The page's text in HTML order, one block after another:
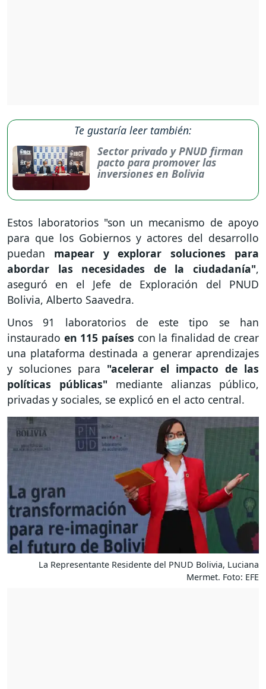
Te gustaría leer también:
Sector privado y PNUD firman
pacto para promover las
inversiones en Bolivia
Estos laboratorios "son un mecanismo de apoyo
para que los Gobiernos y actores del desarrollo
puedan mapear y explorar soluciones para
abordar las necesidades de la ciudadanía",
aseguró en el Jefe de Exploración del PNUD
Bolivia, Alberto Saavedra.
Unos 91 laboratorios de este tipo se han
instaurado en 115 países con la finalidad de crear
una plataforma destinada a generar aprendizajes
y soluciones para "acelerar el impacto de las
políticas públicas" mediante alianzas público,
privadas y sociales, se explicó en el acto central.
La Representante Residente del PNUD Bolivia, Luciana
Mermet. Foto: EFE